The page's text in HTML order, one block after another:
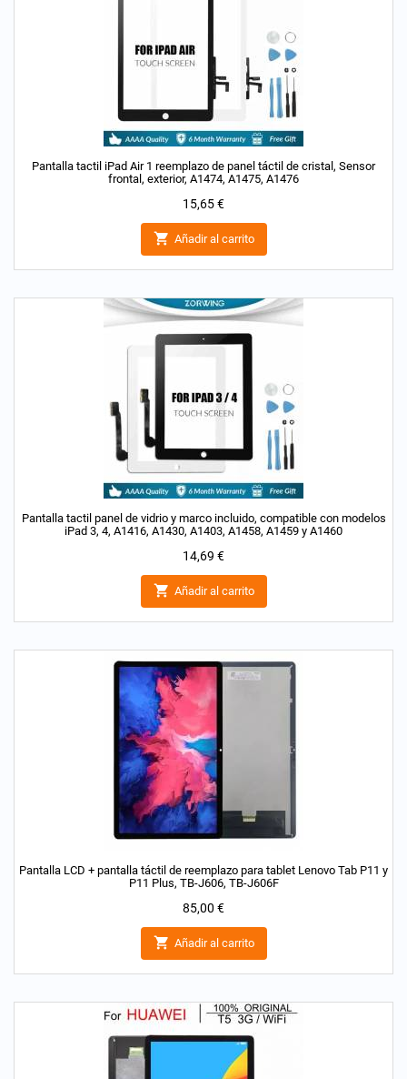
Pantalla tactil iPad Air 1 reemplazo de panel táctil de cristal, Sensor
frontal, exterior, A1474, A1475, A1476
Precio
15,65 €
 Añadir al carrito
Pantalla tactil panel de vidrio y marco incluido, compatible con modelos
iPad 3, 4, A1416, A1430, A1403, A1458, A1459 y A1460
Precio
14,69 €
 Añadir al carrito
Pantalla LCD + pantalla táctil de reemplazo para tablet Lenovo Tab P11 y
P11 Plus, TB-J606, TB-J606F
Precio
85,00 €
 Añadir al carrito